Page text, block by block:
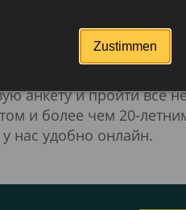
dein-Visum.de
пребывания в
анкету и пройти все
и более чем 20-
нас удобно онлайн.
Zustimmen